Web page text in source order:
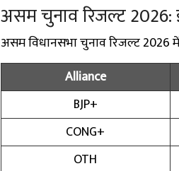
असम चुनाव रिजल्ट
असम विधानसभा चुनाव रिजल्ट 2026
Alliance
BJP+
CONG+
OTH